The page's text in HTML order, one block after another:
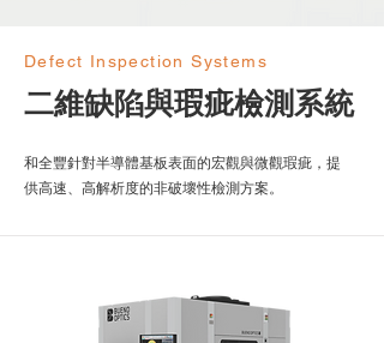
Defect Inspection Systems
二維缺陷與瑕疵檢測系統
和全豐針對半導體基板表面的宏觀與微觀瑕疵，提
供高速、高解析度的非破壞性檢測方案。